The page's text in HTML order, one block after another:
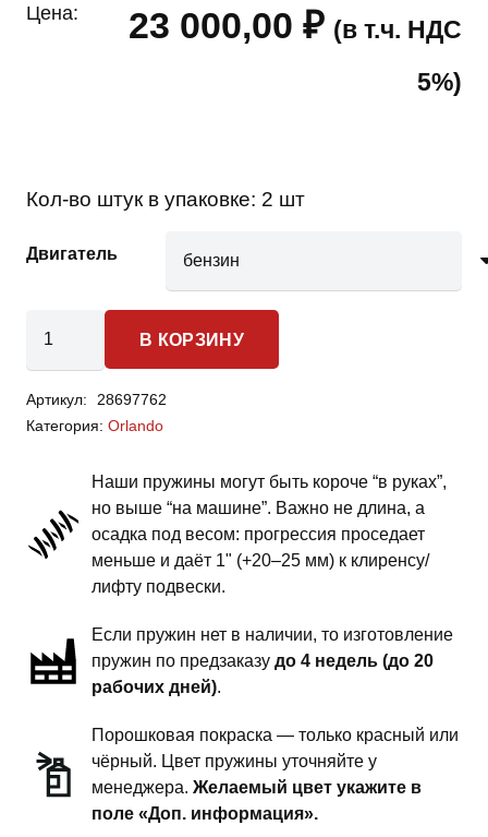
Цена: 23 000,00 ₽ (в т.ч. НДС
5%)
Кол-во штук в упаковке: 2 шт
Двигатель
товара
Orlando
-
передней
подвески
-
комфорт
В КОРЗИНУ
Артикул:
28697762
Категория: Orlando
Наши пружины могут быть короче “в руках”,
но выше “на машине”. Важно не длина, а
осадка под весом: прогрессия проседает
меньше и даёт 1" (+20–25 мм) к клиренсу/
лифту подвески.
Если пружин нет в наличии, то изготовление
пружин по предзаказу до 4 недель (до 20
рабочих дней).
Порошковая покраска — только красный или
чёрный. Цвет пружины уточняйте у
менеджера. Желаемый цвет укажите в
поле «Доп. информация».